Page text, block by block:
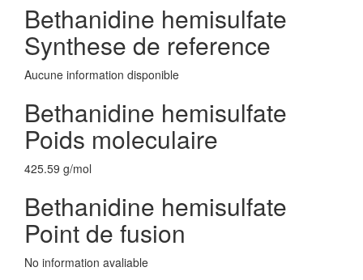
Bethanidine hemisulfate
Synthese de reference
Aucune information disponible
Bethanidine hemisulfate
Poids moleculaire
425.59 g/mol
Bethanidine hemisulfate
Point de fusion
No information avaliable